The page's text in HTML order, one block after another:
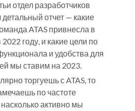
отдел разработчиков
отчет — какие
ATAS привнесла в
году, и какие цели по
и удобства для
мы ставим на 2023.
торгуешь с ATAS, то
по частоте
активно мы